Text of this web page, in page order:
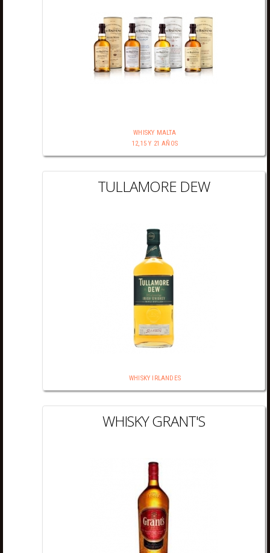
WHISKY MALTA
12,15 Y 21 AÑOS
TULLAMORE DEW
WHISKY IRLANDES
WHISKY GRANT'S